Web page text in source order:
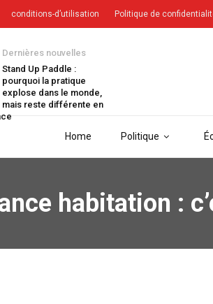
Home Politique
Dernières nouvelles
Stand Up Paddle :
pourquoi la pratique
explose dans le monde,
mais reste différente en
conditions-d’utilisation Politique de
habitation :